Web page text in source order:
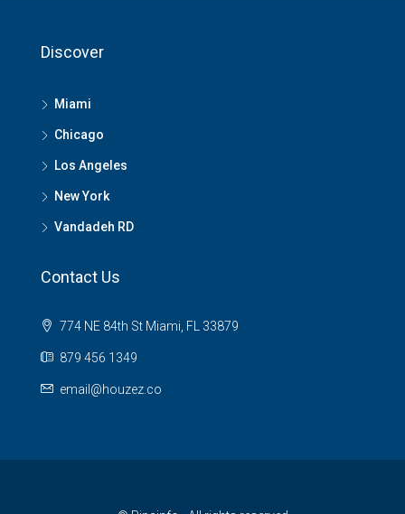
Discover
Miami
Chicago
Los Angeles
New York
Vandadeh RD
Contact Us
774 NE 84th St Miami, FL 33879
879 456 1349
email@houzez.co